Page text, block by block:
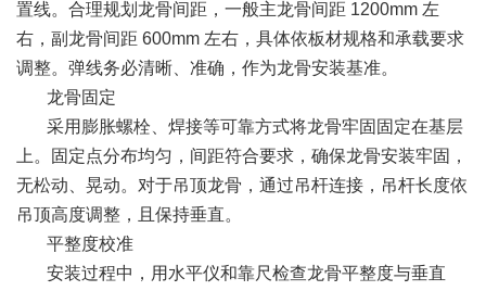
置线。合理规划龙骨间距，一般主龙骨间距 1200mm 左
右，副龙骨间距 600mm 左右，具体依板材规格和承载要求
调整。弹线务必清晰、准确，作为龙骨安装基准。
龙骨固定
采用膨胀螺栓、焊接等可靠方式将龙骨牢固固定在基层
上。固定点分布均匀，间距符合要求，确保龙骨安装牢固，
无松动、晃动。对于吊顶龙骨，通过吊杆连接，吊杆长度依
吊顶高度调整，且保持垂直。
平整度校准
安装过程中，用水平仪和靠尺检查龙骨平整度与垂直